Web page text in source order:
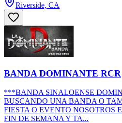
Riverside, CA
BANDA DOMINANTE RCR
***BANDA SINALOENSE
BUSCANDO UNA BANDA O
FIESTA O EVENTO NOSOTROS
FIN DE SEMANA Y TA...